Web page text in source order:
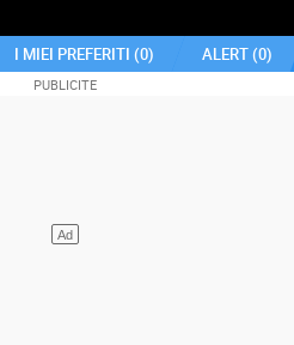
I MIEI PREFERITI (0) ALERT (0)